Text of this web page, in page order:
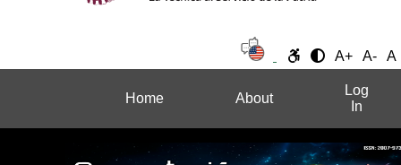
A+ A- A
Home About
Log
In